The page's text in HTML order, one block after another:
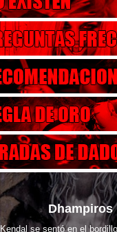
Dhampiros
Kendal se sentó en el